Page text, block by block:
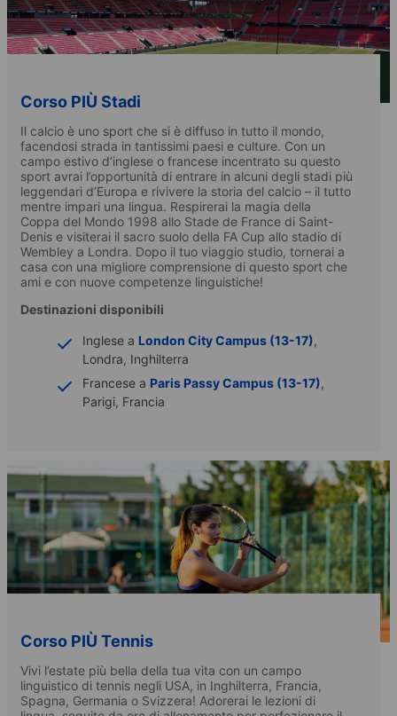
Corso PIÙ Stadi
Il calcio è uno sport che si è diffuso in tutto il mondo,
facendosi strada in tantissimi paesi e culture. Con un
campo estivo d’inglese o francese incentrato su questo
sport avrai l’opportunità di entrare in alcuni degli stadi più
leggendari d’Europa e rivivere la storia del calcio – il tutto
mentre impari una lingua. Respirerai la magia della
Coppa del Mondo 1998 allo Stade de France di Saint-
Denis e visiterai il sacro suolo della FA Cup allo stadio di
Wembley a Londra. Dopo il tuo viaggio studio, tornerai a
casa con una migliore comprensione di questo sport che
ami e con nuove competenze linguistiche!
Destinazioni disponibili
Inglese a London City Campus (13-17),
Londra, Inghilterra
Francese a Paris Passy Campus (13-17),
Parigi, Francia
Corso PIÙ Tennis
Vivi l’estate più bella della tua vita con un campo
linguistico di tennis negli USA, in Inghilterra, Francia,
Spagna, Germania o Svizzera! Adorerai le lezioni di